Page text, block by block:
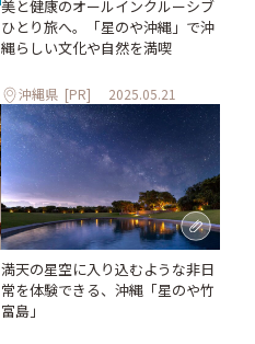
美と健康のオールインクルーシブ
ひとり旅へ。「星のや沖縄」で沖
縄らしい文化や自然を満喫
沖縄県 [PR] 2025.05.21
満天の星空に入り込むような非日
常を体験できる、沖縄「星のや竹
富島」